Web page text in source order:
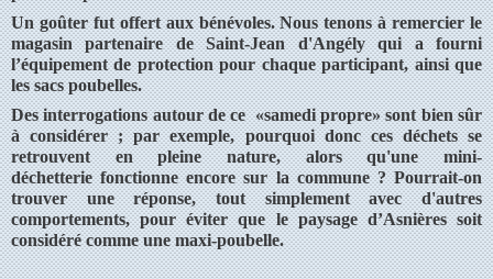
Un goûter fut offert aux bénévoles. Nous tenons à remercier le
magasin partenaire de Saint-Jean d'Angély qui a fourni
l’équipement de protection pour chaque participant, ainsi que
les sacs poubelles.
Des interrogations autour de ce «samedi propre» sont bien sûr
à considérer ; par exemple, pourquoi donc ces déchets se
retrouvent en pleine nature, alors qu'une mini-
déchetterie fonctionne encore sur la commune ? Pourrait-on
trouver une réponse, tout simplement avec d'autres
comportements, pour éviter que le paysage d’Asnières soit
considéré comme une maxi-poubelle.